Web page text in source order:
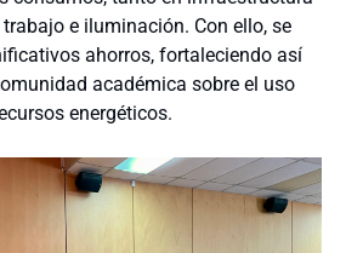
e iluminación. Con ello, se
ahorros, fortaleciendo así
académica sobre el uso
energéticos.